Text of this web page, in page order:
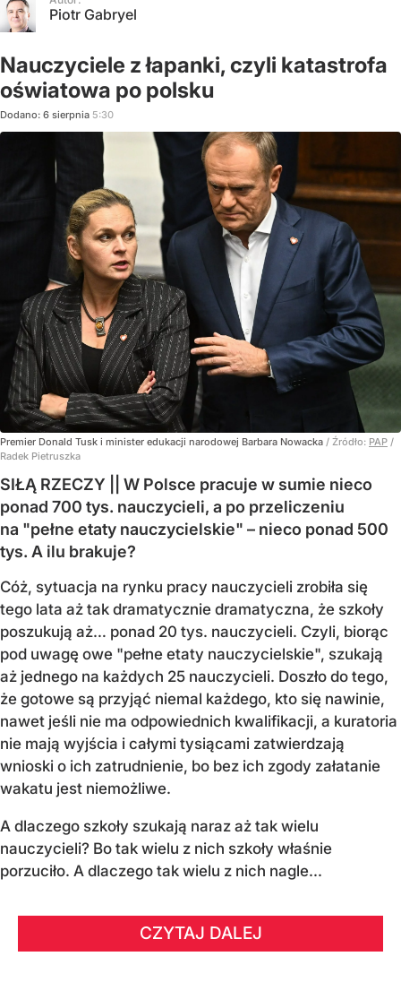
Piotr Gabryel
Nauczyciele z łapanki, czyli katastrofa
oświatowa po polsku
Dodano: 6 sierpnia 5:30
Premier Donald Tusk i minister edukacji narodowej Barbara Nowacka / Źródło: PAP /
Radek Pietruszka
SIŁĄ RZECZY || W Polsce pracuje w sumie nieco
ponad 700 tys. nauczycieli, a po przeliczeniu
na "pełne etaty nauczycielskie" – nieco ponad 500
tys. A ilu brakuje?
Cóż, sytuacja na rynku pracy nauczycieli zrobiła się
tego lata aż tak dramatycznie dramatyczna, że szkoły
poszukują aż… ponad 20 tys. nauczycieli. Czyli, biorąc
pod uwagę owe "pełne etaty nauczycielskie", szukają
aż jednego na każdych 25 nauczycieli. Doszło do tego,
że gotowe są przyjąć niemal każdego, kto się nawinie,
nawet jeśli nie ma odpowiednich kwalifikacji, a kuratoria
nie mają wyjścia i całymi tysiącami zatwierdzają
wnioski o ich zatrudnienie, bo bez ich zgody załatanie
wakatu jest niemożliwe.
A dlaczego szkoły szukają naraz aż tak wielu
nauczycieli? Bo tak wielu z nich szkoły właśnie
porzuciło. A dlaczego tak wielu z nich nagle...
CZYTAJ DALEJ